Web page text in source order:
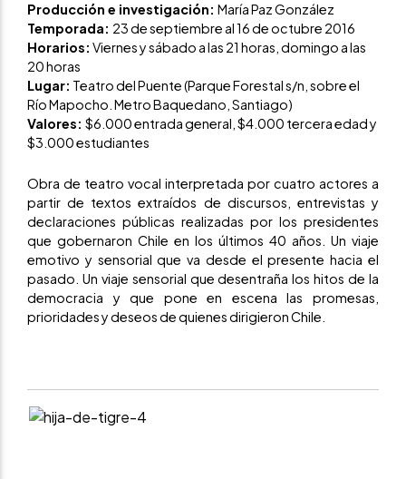
Producción e investigación: María Paz González
Temporada: 23 de septiembre al 16 de octubre 2016
Horarios: Viernes y sábado a las 21 horas, domingo a las
20 horas
Lugar: Teatro del Puente (Parque Forestal s/n, sobre el
Río Mapocho. Metro Baquedano, Santiago)
Valores: $6.000 entrada general, $4.000 tercera edad y
$3.000 estudiantes
Obra de teatro vocal interpretada por cuatro actores a
partir de textos extraídos de discursos, entrevistas y
declaraciones públicas realizadas por los presidentes
que gobernaron Chile en los últimos 40 años. Un viaje
emotivo y sensorial que va desde el presente hacia el
pasado. Un viaje sensorial que desentraña los hitos de la
democracia y que pone en escena las promesas,
prioridades y deseos de quienes dirigieron Chile.